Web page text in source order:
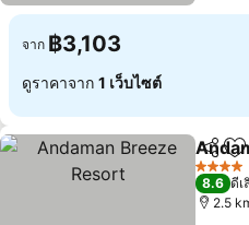
จาก ฿3,103
ดูราคาจาก 1 เว็บไซต์
แชร์ เ
4 ดาว
8.6 ดีเ
2.5